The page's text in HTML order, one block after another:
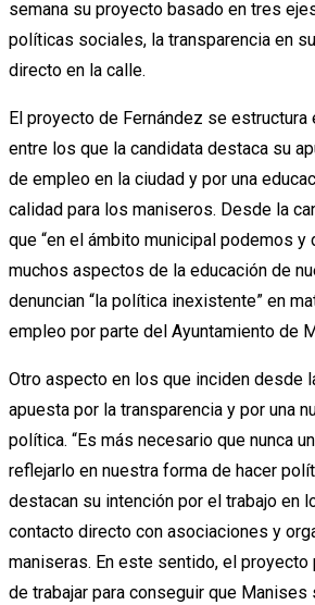
semana su proyecto basado en tres
políticas sociales, la transparencia en
directo en la calle.
El proyecto de Fernández se estructura
entre los que la candidata destaca su
de empleo en la ciudad y por una
calidad para los maniseros. Desde la
que “en el ámbito municipal podemos y
muchos aspectos de la educación de
denuncian “la política inexistente” en
empleo por parte del Ayuntamiento de
Otro aspecto en los que inciden desde
apuesta por la transparencia y por una
política. “Es más necesario que nunca
reflejarlo en nuestra forma de hacer
destacan su intención por el trabajo en
contacto directo con asociaciones y
maniseras. En este sentido, el proyecto
de trabajar para conseguir que Manises